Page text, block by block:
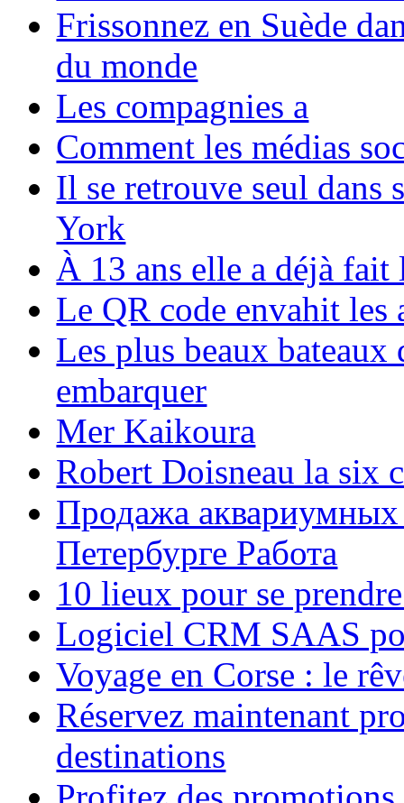
Frissonnez en Suède
du monde
Les compagnies a
Comment les médias
Il se retrouve seul dans
York
À 13 ans elle a déjà
Le QR code envahit les
Les plus beaux bateaux
embarquer
Mer Kaikoura
Robert Doisneau la six
Продажа аквариумных
Петербурге Работа
10 lieux pour se
Logiciel CRM SAAS
Voyage en Corse : le
Réservez maintenant
destinations